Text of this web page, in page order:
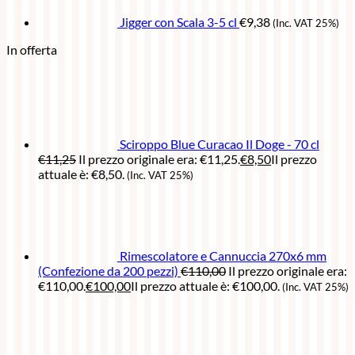
Jigger con Scala 3-5 cl €9,38(Inc. VAT 25%)
In offerta
Sciroppo Blue Curacao Il Doge - 70 cl
€11,25 Il prezzo originale era: €11,25.€8,50Il prezzo
attuale è: €8,50.(Inc. VAT 25%)
Rimescolatore e Cannuccia 270x6 mm
(Confezione da 200 pezzi) €110,00 Il prezzo originale era:
€110,00.€100,00Il prezzo attuale è: €100,00.(Inc. VAT 25%)